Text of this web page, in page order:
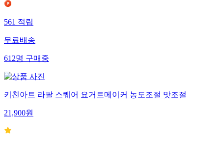
561적립
무료배송
612명구매중
키친아트 라팔 스퀘어 요거트메이커 농도조절 맛조절
21,900원